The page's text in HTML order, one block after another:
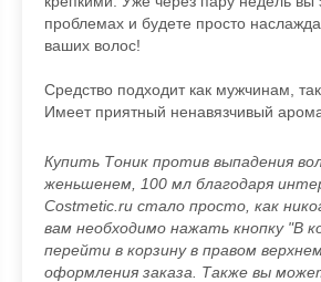
проблемах и будете просто
ваших волос!
Средство подходит как мужчинам,
Имеет приятный ненавязчивый
Купить Тоник против выпадения
женьшенем, 100 мл благодаря
Costmetic.ru стало просто, как
вам необходимо нажать кнопку "В
перейти в корзину в правом
оформления заказа. Также вы